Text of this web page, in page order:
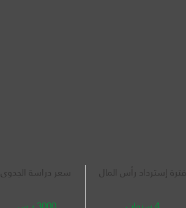
سعر دراسة الجدوى فترة إسترداد رأس المال